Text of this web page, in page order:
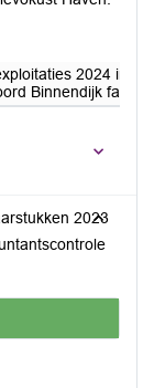
2024
Binnendijk fase
2023